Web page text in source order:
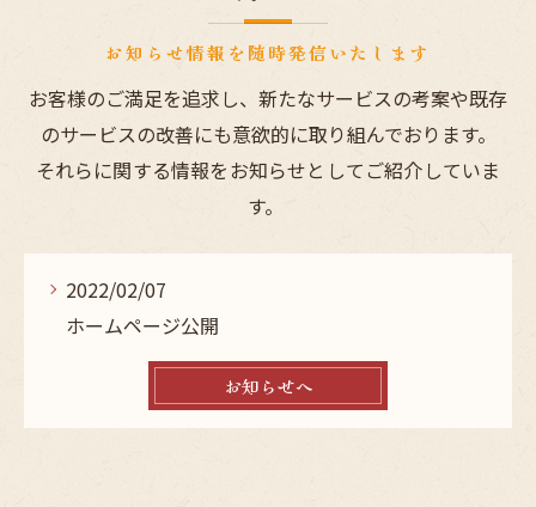
お知らせ情報を随時発信いたします
お客様のご満足を追求し、新たなサービスの考案や既存
のサービスの改善にも意欲的に取り組んでおります。
それらに関する情報をお知らせとしてご紹介していま
す。
2022/02/07
ホームページ公開
お知らせへ